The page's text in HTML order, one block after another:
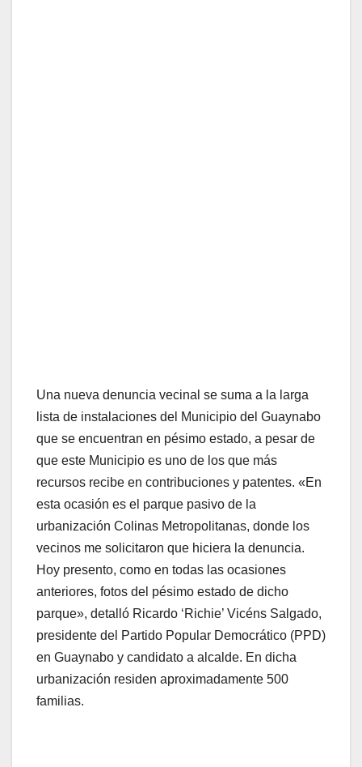
Una nueva denuncia vecinal se suma a la larga
lista de instalaciones del Municipio del Guaynabo
que se encuentran en pésimo estado, a pesar de
que este Municipio es uno de los que más
recursos recibe en contribuciones y patentes. «En
esta ocasión es el parque pasivo de la
urbanización Colinas Metropolitanas, donde los
vecinos me solicitaron que hiciera la denuncia.
Hoy presento, como en todas las ocasiones
anteriores, fotos del pésimo estado de dicho
parque», detalló Ricardo ‘Richie’ Vicéns Salgado,
presidente del Partido Popular Democrático (PPD)
en Guaynabo y candidato a alcalde. En dicha
urbanización residen aproximadamente 500
familias.